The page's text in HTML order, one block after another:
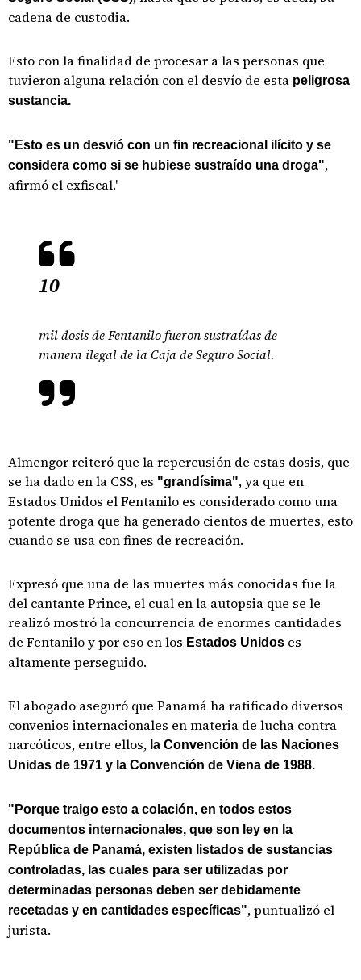
cadena de custodia.
Esto con la finalidad de procesar a las personas que
tuvieron alguna relación con el desvío de esta peligrosa
sustancia.
"Esto es un desvió con un fin recreacional ilícito y se
considera como si se hubiese sustraído una droga",
afirmó el exfiscal.'
10
mil dosis de Fentanilo fueron sustraídas de
manera ilegal de la Caja de Seguro Social.
Almengor reiteró que la repercusión de estas dosis, que
se ha dado en la CSS, es "grandísima", ya que en
Estados Unidos el Fentanilo es considerado como una
potente droga que ha generado cientos de muertes, esto
cuando se usa con fines de recreación.
Expresó que una de las muertes más conocidas fue la
del cantante Prince, el cual en la autopsia que se le
realizó mostró la concurrencia de enormes cantidades
de Fentanilo y por eso en los Estados Unidos es
altamente perseguido.
El abogado aseguró que Panamá ha ratificado diversos
convenios internacionales en materia de lucha contra
narcóticos, entre ellos, la Convención de las Naciones
Unidas de 1971 y la Convención de Viena de 1988.
"Porque traigo esto a colación, en todos estos
documentos internacionales, que son ley en la
República de Panamá, existen listados de sustancias
controladas, las cuales para ser utilizadas por
determinadas personas deben ser debidamente
recetadas y en cantidades específicas", puntualizó el
jurista.